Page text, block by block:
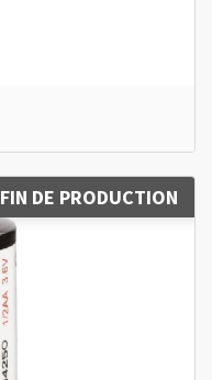
FIN DE PRODUCTION